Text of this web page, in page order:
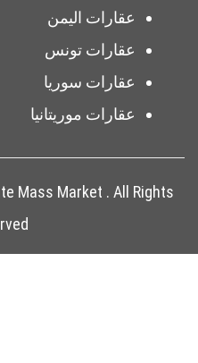
عقارات اليمن
عقارات تونس
عقارات سوريا
عقارات موريتانيا
Mass Market . All Rights